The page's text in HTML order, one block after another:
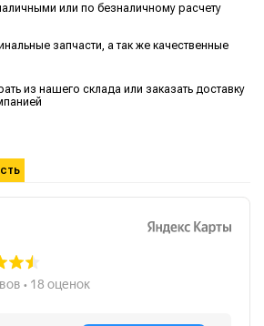
или по безналичному расчету
запчасти, а так же качественные
из нашего склада или заказать доставку